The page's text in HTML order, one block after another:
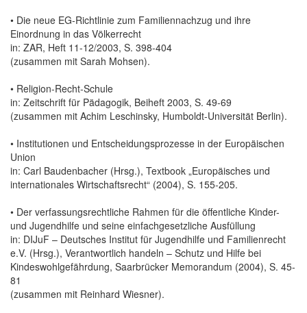
• Die neue EG-Richtlinie zum Familiennachzug und ihre
Einordnung in das Völkerrecht
in: ZAR, Heft 11-12/2003, S. 398-404
(zusammen mit Sarah Mohsen).
• Religion-Recht-Schule
in: Zeitschrift für Pädagogik, Beiheft 2003, S. 49-69
(zusammen mit Achim Leschinsky, Humboldt-Universität Berlin).
• Institutionen und Entscheidungsprozesse in der Europäischen
Union
in: Carl Baudenbacher (Hrsg.), Textbook „Europäisches und
internationales Wirtschaftsrecht“ (2004), S. 155-205.
• Der verfassungsrechtliche Rahmen für die öffentliche Kinder-
und Jugendhilfe und seine einfachgesetzliche Ausfüllung
in: DIJuF – Deutsches Institut für Jugendhilfe und Familienrecht
e.V. (Hrsg.), Verantwortlich handeln – Schutz und Hilfe bei
Kindeswohlgefährdung, Saarbrücker Memorandum (2004), S. 45-
81
(zusammen mit Reinhard Wiesner).